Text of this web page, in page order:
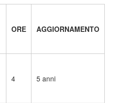
ORE AGGIORNAMENTO
4 5 anni